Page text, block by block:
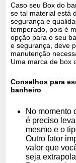
Caso seu Box do
se tal material está
segurança e
temperado, pois é
opção para o seu
e segurança, deve
manutenção
Uma marca de box
Conselhos para
banheiro
No momento
é preciso
mesmo e o
Outro fator
valor que
seja